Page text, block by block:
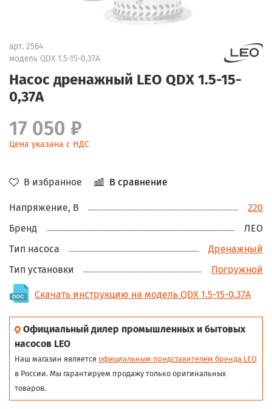
арт. 2564
модель QDX 1.5-15-0,37А
Насос дренажный LEO QDX 1.5-15-
0,37А
В избранное В сравнение
17 050 ₽
Цена указана с НДС
Напряжение, В
220
Бренд
ЛЕО
Тип насоса
Дренажный
Тип установки
Погружной
Скачать инструкцию на модель QDX 1.5-15-0,37А
Официальный дилер промышленных и бытовых
насосов LEO
Наш магазин является официальным представителем бренда LEO
в России. Мы гарантируем продажу только оригинальных
товаров.